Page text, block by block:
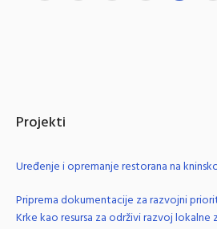
Projekti
Uređenje i opremanje restorana na
Priprema dokumentacije za razvojni
Krke kao resursa za održivi razvoj lokalne